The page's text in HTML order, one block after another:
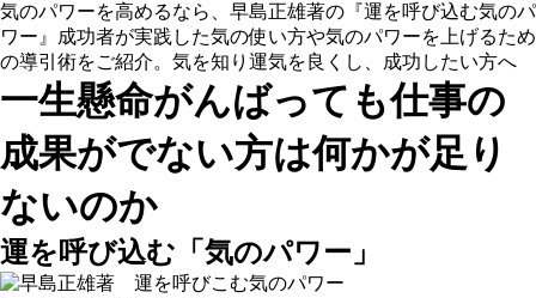
気のパワーを高めるなら、早島正雄著の『運を呼び込む気のパ
ワー』成功者が実践した気の使い方や気のパワーを上げるため
の導引術をご紹介。気を知り運気を良くし、成功したい方へ
一生懸命がんばっても仕事の
成果がでない方は何かが足り
ないのか
運を呼び込む「気のパワー」